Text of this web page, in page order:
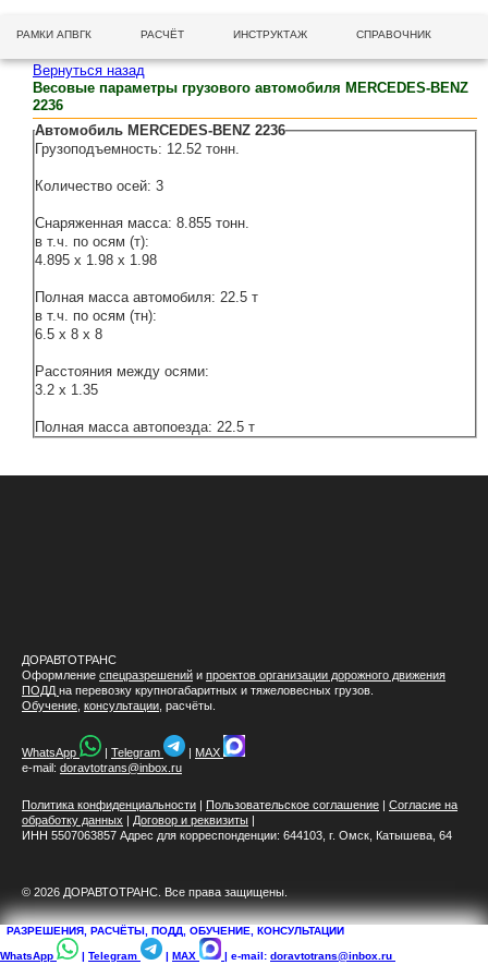
РАМКИ АПВГК РАСЧЁТ ИНСТРУКТАЖ СПРАВОЧНИК
Вернуться назад
Весовые параметры грузового автомобиля MERCEDES-BENZ
2236
Автомобиль MERCEDES-BENZ 2236
Грузоподъемность: 12.52 тонн.
Количество осей: 3
Снаряженная масса: 8.855 тонн.
в т.ч. по осям (т):
4.895 x 1.98 x 1.98
Полная масса автомобиля: 22.5 т
в т.ч. по осям (тн):
6.5 x 8 x 8
Расстояния между осями:
3.2 x 1.35
Полная масса автопоезда: 22.5 т
ДОРАВТОТРАНС
Оформление спецразрешений и проектов организации дорожного движения
ПОДД на перевозку крупногабаритных и тяжеловесных грузов.
Обучение консультации , расчёты.
WhatsApp | Telegram | MAX
e-mail: doravtotrans@inbox.ru
Политика конфиденциальности | Пользовательское соглашение | Согласие на
обработку данных | Договор и реквизиты |
ИНН 5507063857 Адрес для корреспонденции: 644103, г. Омск, Катышева, 64
© 2026 ДОРАВТОТРАНС. Все права защищены.
РАЗРЕШЕНИЯ, РАСЧЁТЫ, ПОДД, ОБУЧЕНИЕ, КОНСУЛЬТАЦИИ
WhatsApp | Telegram | MAX | e-mail: doravtotrans@inbox.ru